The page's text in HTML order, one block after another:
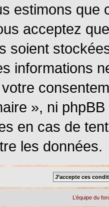
estimons que
acceptez
soient
informations
», ni
en cas de
les données.
L’équipe du